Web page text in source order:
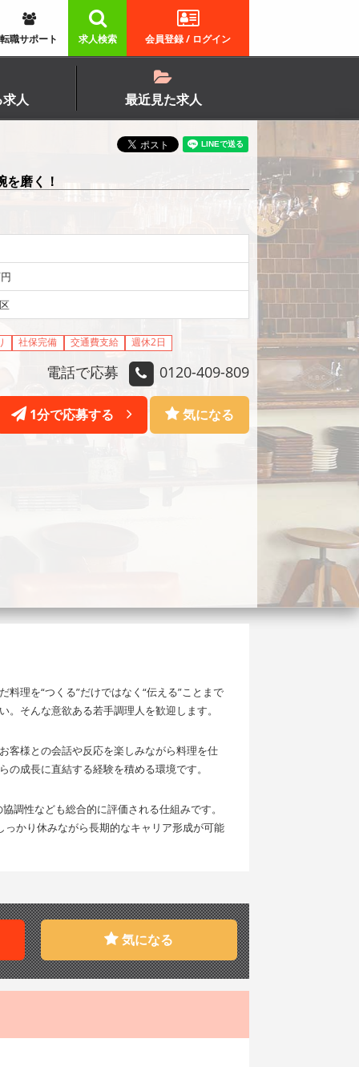
会員登録 / ログイン
求人検索
転職サポート
人 最近見た求人
磨く！
社保完備 交通費支給 週休2日
電話で応募 0120-409-809
1分で応募する 気になる
理を“つくる”だけではなく“伝える”ことまで
そんな意欲ある若手調理人を歓迎します。
客様との会話や反応を楽しみながら料理を仕
成長に直結する経験を積める環境です。
調性なども総合的に評価される仕組みです。
かり休みながら長期的なキャリア形成が可能
気になる